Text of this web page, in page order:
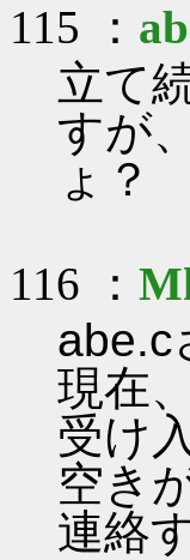
115 ：
立て
すが
ょ？
116 ：
abe.c
現在
受け
空き
連絡